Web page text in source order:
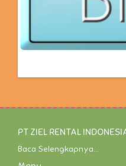
PT ZIEL RENTAL
Baca Selengkapnya...